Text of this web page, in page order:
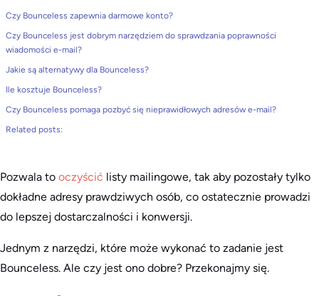
Czy Bounceless zapewnia darmowe konto?
Czy Bounceless jest dobrym narzędziem do sprawdzania poprawności
wiadomości e-mail?
Jakie są alternatywy dla Bounceless?
Ile kosztuje Bounceless?
Czy Bounceless pomaga pozbyć się nieprawidłowych adresów e-mail?
Related posts:
Pozwala to oczyścić listy mailingowe, tak aby pozostały tylko
dokładne adresy prawdziwych osób, co ostatecznie prowadzi
do lepszej dostarczalności i konwersji.
Jednym z narzędzi, które może wykonać to zadanie jest
Bounceless. Ale czy jest ono dobre? Przekonajmy się.